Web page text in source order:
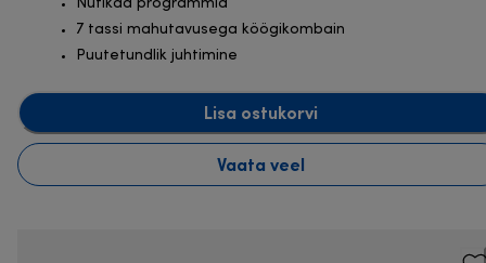
Nutikad programmid
7 tassi mahutavusega köögikombain
Puutetundlik juhtimine
Lisa ostukorvi
Vaata veel